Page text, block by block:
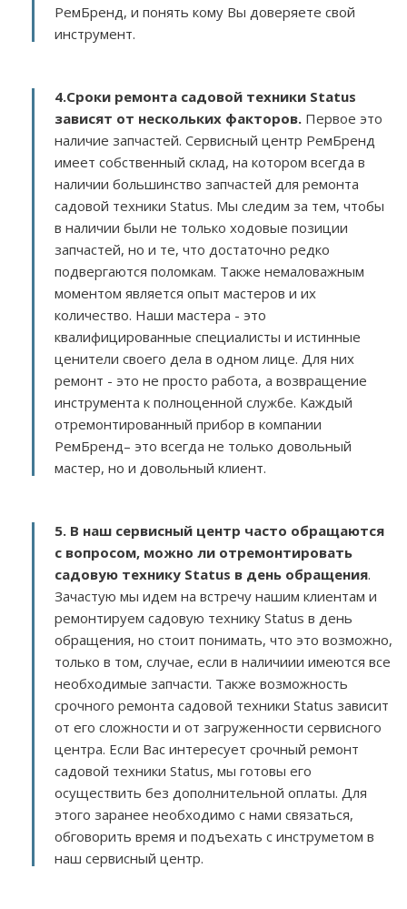
РемБренд, и понять кому Вы доверяете свой
инструмент.
4.Сроки ремонта садовой техники Status
зависят от нескольких факторов. Первое это
наличие запчастей. Сервисный центр РемБренд
имеет собственный склад, на котором всегда в
наличии большинство запчастей для ремонта
садовой техники Status. Мы следим за тем, чтобы
в наличии были не только ходовые позиции
запчастей, но и те, что достаточно редко
подвергаются поломкам. Также немаловажным
моментом является опыт мастеров и их
количество. Наши мастера - это
квалифицированные специалисты и истинные
ценители своего дела в одном лице. Для них
ремонт - это не просто работа, а возвращение
инструмента к полноценной службе. Каждый
отремонтированный прибор в компании
РемБренд– это всегда не только довольный
мастер, но и довольный клиент.
5. В наш сервисный центр часто обращаются
с вопросом, можно ли отремонтировать
садовую технику Status в день обращения.
Зачастую мы идем на встречу нашим клиентам и
ремонтируем садовую технику Status в день
обращения, но стоит понимать, что это возможно,
только в том, случае, если в наличиии имеются все
необходимые запчасти. Также возможность
срочного ремонта садовой техники Status зависит
от его сложности и от загруженности сервисного
центра. Если Вас интересует срочный ремонт
садовой техники Status, мы готовы его
осуществить без дополнительной оплаты. Для
этого заранее необходимо с нами связаться,
обговорить время и подъехать с инструметом в
наш сервисный центр.